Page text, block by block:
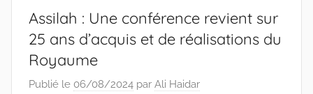
Assilah : Une conférence revient sur
25 ans d’acquis et de réalisations du
Royaume
Publié le 06/08/2024 par Ali Haidar